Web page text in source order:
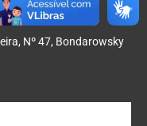
Nº 47, Bondarowsky